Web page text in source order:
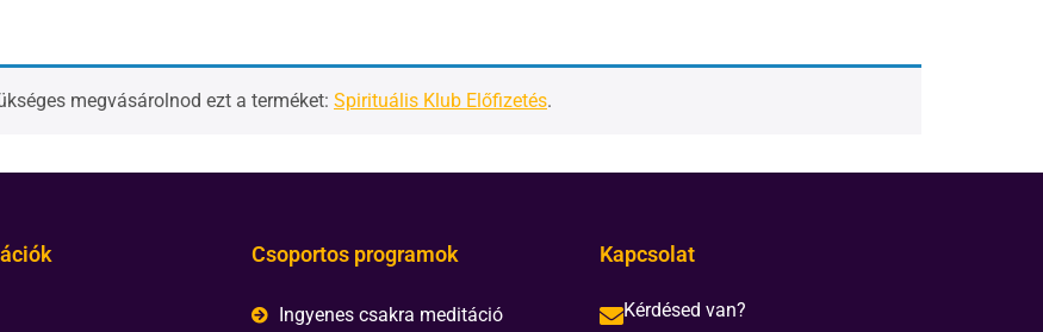
megvásárolnod ezt a terméket: Spirituális Klub Előfizetés.
Csoportos programok
Ingyenes csakra meditáció
Kapcsolat
Kérdésed van?